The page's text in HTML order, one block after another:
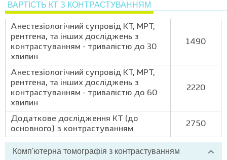
ВАРТІСТЬ КТ З КОНТРАСТУВАННЯМ
Анестезіологічний супровід КТ, МРТ,
рентгена, та інших досліджень з
контрастуванням - тривалістю до 30
хвилин
1490
Анестезіологічний супровід КТ, МРТ,
рентгена, та інших досліджень з
контрастуванням - тривалістю до 60
хвилин
2220
Додаткове дослідження КТ (до
основного) з контрастуванням
2750
Комп'ютерна томографія з контрастуванням